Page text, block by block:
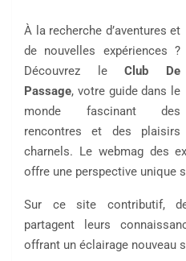
À la recherche d’aventures et
de nouvelles expériences ?
Découvrez leClub De
Passage, votre guide dans le
monde fascinant des
rencontres et des plaisirs
charnels. Le webmag des
offre une perspective unique
Sur ce site contributif,
partagent leurs
offrant un éclairage nouveau